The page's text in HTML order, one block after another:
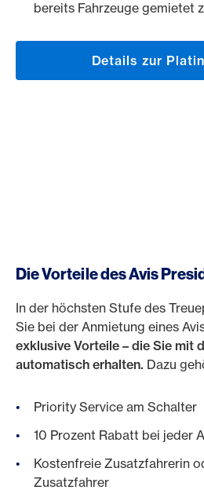
bereits Fahrzeuge gemietet
Details zur
Die Vorteile des Avis
In der höchsten Stufe des
Sie bei der Anmietung eines
exklusive Vorteile – die Sie mit
automatisch erhalten. Dazu
Priority Service am Schalter
10 Prozent Rabatt bei jeder
Kostenfreie Zusatzfahrerin
Zusatzfahrer